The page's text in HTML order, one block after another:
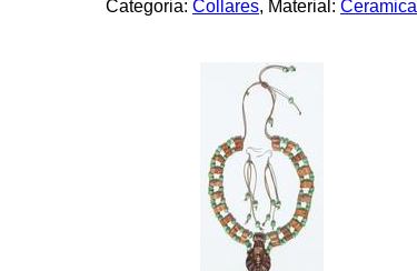
Categoria: Collares, Material: Ceramica